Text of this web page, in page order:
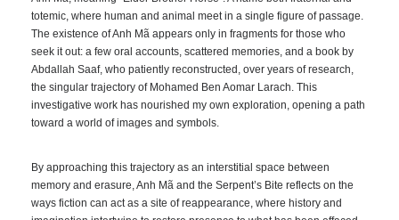
totemic, where human and animal meet in a single figure of passage.
The existence of Anh Mã appears only in fragments for those who
seek it out: a few oral accounts, scattered memories, and a book by
Abdallah Saaf, who patiently reconstructed, over years of research,
the singular trajectory of Mohamed Ben Aomar Larach. This
investigative work has nourished my own exploration, opening a path
toward a world of images and symbols.
By approaching this trajectory as an interstitial space between
memory and erasure, Anh Mã and the Serpent’s Bite reflects on the
ways fiction can act as a site of reappearance, where history and